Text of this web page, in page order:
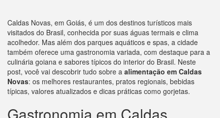
Caldas Novas, em Goiás, é um dos destinos turísticos mais
visitados do Brasil, conhecida por suas águas termais e clima
acolhedor. Mas além dos parques aquáticos e spas, a cidade
também oferece uma gastronomia variada, com destaque para a
culinária goiana e sabores típicos do interior do Brasil. Neste
post, você vai descobrir tudo sobre a alimentação em Caldas
Novas: os melhores restaurantes, pratos regionais, bebidas
típicas, valores atualizados e dicas práticas como gorjetas.